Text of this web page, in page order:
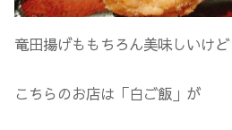
竜田揚げももちろん美味しいけど
こちらのお店は「白ご飯」が